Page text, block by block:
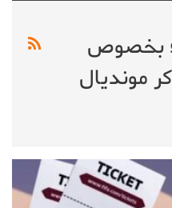
بخصوص
مونديال